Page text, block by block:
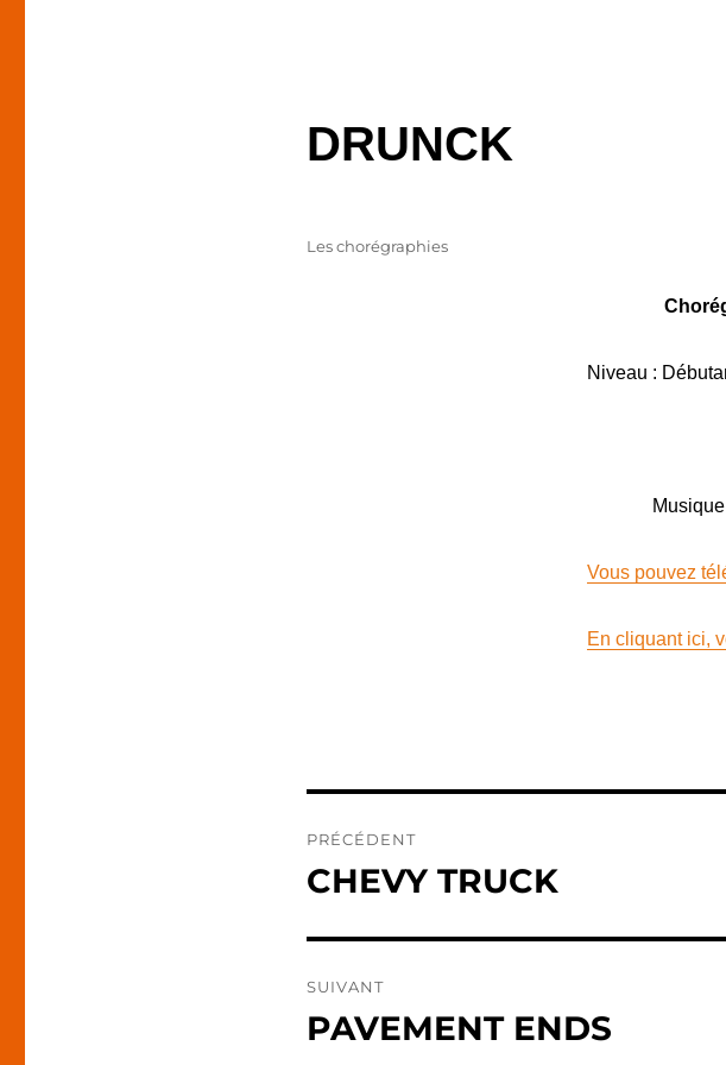
DRUNCK
Niveau :
Vous pouvez
En cliquant ici,
Publié
Catégories
Les chorégraphies
de
PRÉCÉDENT
Publication
CHEVY TRUCK
SUIVANT
Publication
PAVEMENT ENDS